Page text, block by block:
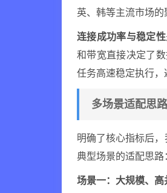
英、韩等主流市场的
连接成功率与稳定性
和带宽直接决定了
任务高速稳定执行，
多场景适配思
明确了核心指标后
典型场景的适配思路
场景一：大规模、